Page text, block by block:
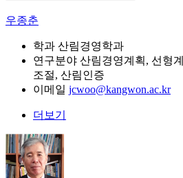
우종춘
학과 산림경영학과
연구분야 산림경영계획, 선형
조절, 산림인증
이메일 jcwoo@kangwon.ac.kr
더보기